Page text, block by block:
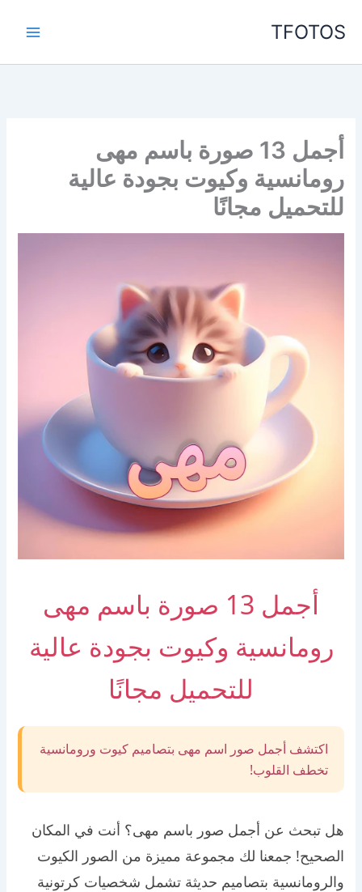
TFOTOS
أجمل 13 صورة باسم مهى
رومانسية وكيوت بجودة عالية
للتحميل مجانًا
أجمل 13 صورة باسم مهى
رومانسية وكيوت بجودة عالية
للتحميل مجانًا
اكتشف أجمل صور اسم مهى بتصاميم كيوت ورومانسية
تخطف القلوب!
هل تبحث عن أجمل صور باسم مهى؟ أنت في المكان
الصحيح! جمعنا لك مجموعة مميزة من الصور الكيوت
والرومانسية بتصاميم حديثة تشمل شخصيات كرتونية